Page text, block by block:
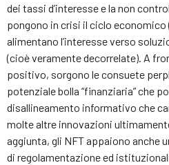
dei tassi d’interesse e la non
pongono in crisi il ciclo economico
alimentano l’interesse verso
(cioè veramente decorrelate). A
positivo, sorgono le consuete
potenziale bolla “finanziaria” che
disallineamento informativo che
molte altre innovazioni
aggiunta, gli NFT appaiono anche
di regolamentazione ed